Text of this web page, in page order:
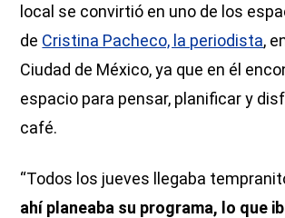
local se convirtió en uno de los
de Cristina Pacheco, la periodista,
Ciudad de México, ya que en él
espacio para pensar, planificar y
café.
“Todos los jueves llegaba
ahí planeaba su programa, lo que